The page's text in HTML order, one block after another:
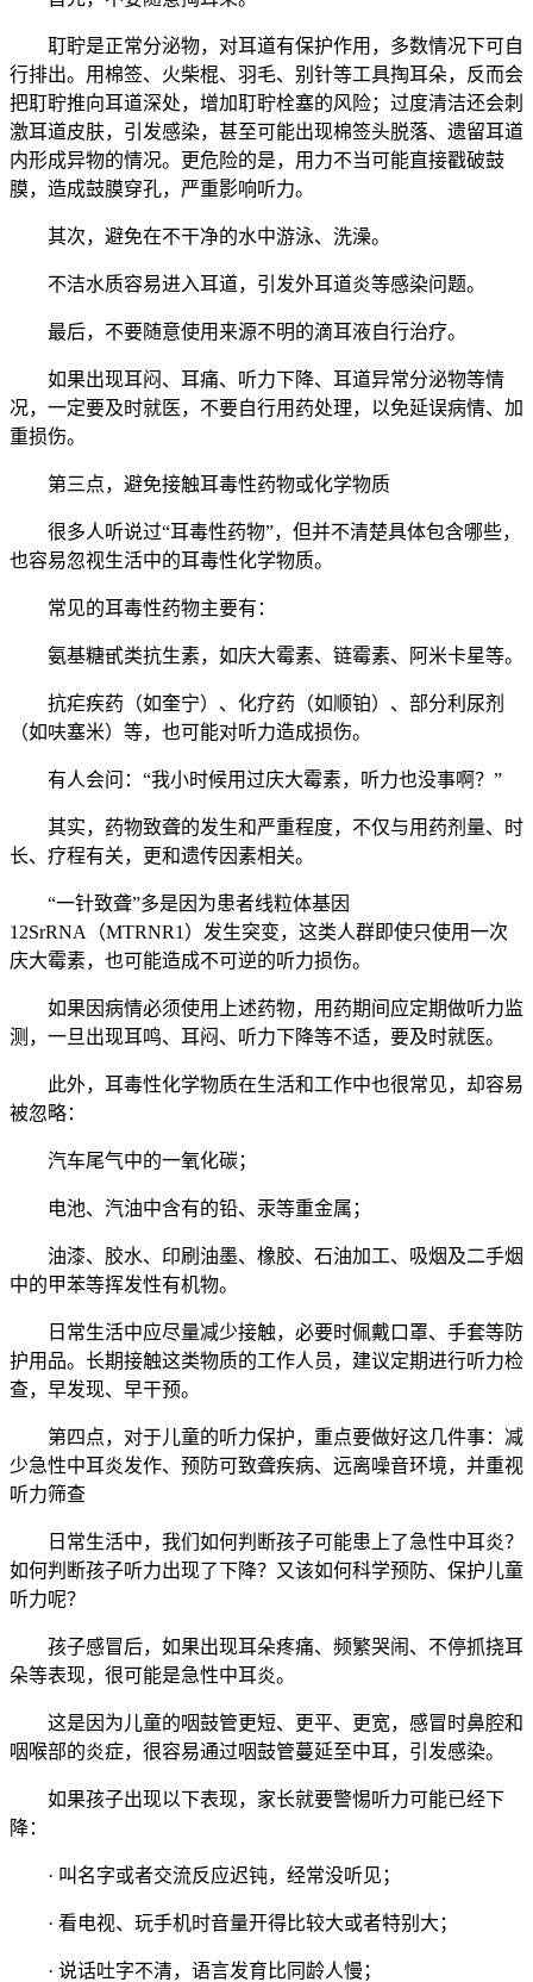
耵聍是正常分泌物，对耳道有保护作用，多数情况下可自
行排出。用棉签、火柴棍、羽毛、别针等工具掏耳朵，反而会
把耵聍推向耳道深处，增加耵聍栓塞的风险；过度清洁还会刺
激耳道皮肤，引发感染，甚至可能出现棉签头脱落、遗留耳道
内形成异物的情况。更危险的是，用力不当可能直接戳破鼓
膜，造成鼓膜穿孔，严重影响听力。
其次，避免在不干净的水中游泳、洗澡。
不洁水质容易进入耳道，引发外耳道炎等感染问题。
最后，不要随意使用来源不明的滴耳液自行治疗。
如果出现耳闷、耳痛、听力下降、耳道异常分泌物等情
况，一定要及时就医，不要自行用药处理，以免延误病情、加
重损伤。
第三点，避免接触耳毒性药物或化学物质
很多人听说过“耳毒性药物”，但并不清楚具体包含哪些，
也容易忽视生活中的耳毒性化学物质。
常见的耳毒性药物主要有：
氨基糖甙类抗生素，如庆大霉素、链霉素、阿米卡星等。
抗疟疾药（如奎宁）、化疗药（如顺铂）、部分利尿剂
（如呋塞米）等，也可能对听力造成损伤。
有人会问：“我小时候用过庆大霉素，听力也没事啊？”
其实，药物致聋的发生和严重程度，不仅与用药剂量、时
长、疗程有关，更和遗传因素相关。
“一针致聋”多是因为患者线粒体基因
12SrRNA（MTRNR1）发生突变，这类人群即使只使用一次
庆大霉素，也可能造成不可逆的听力损伤。
如果因病情必须使用上述药物，用药期间应定期做听力监
测，一旦出现耳鸣、耳闷、听力下降等不适，要及时就医。
此外，耳毒性化学物质在生活和工作中也很常见，却容易
被忽略：
汽车尾气中的一氧化碳；
电池、汽油中含有的铅、汞等重金属；
油漆、胶水、印刷油墨、橡胶、石油加工、吸烟及二手烟
中的甲苯等挥发性有机物。
日常生活中应尽量减少接触，必要时佩戴口罩、手套等防
护用品。长期接触这类物质的工作人员，建议定期进行听力检
查，早发现、早干预。
第四点，对于儿童的听力保护，重点要做好这几件事：减
少急性中耳炎发作、预防可致聋疾病、远离噪音环境，并重视
听力筛查
日常生活中，我们如何判断孩子可能患上了急性中耳炎？
如何判断孩子听力出现了下降？又该如何科学预防、保护儿童
听力呢？
孩子感冒后，如果出现耳朵疼痛、频繁哭闹、不停抓挠耳
朵等表现，很可能是急性中耳炎。
这是因为儿童的咽鼓管更短、更平、更宽，感冒时鼻腔和
咽喉部的炎症，很容易通过咽鼓管蔓延至中耳，引发感染。
如果孩子出现以下表现，家长就要警惕听力可能已经下
降：
· 叫名字或者交流反应迟钝，经常没听见；
· 看电视、玩手机时音量开得比较大或者特别大；
· 说话吐字不清，语言发育比同龄人慢；